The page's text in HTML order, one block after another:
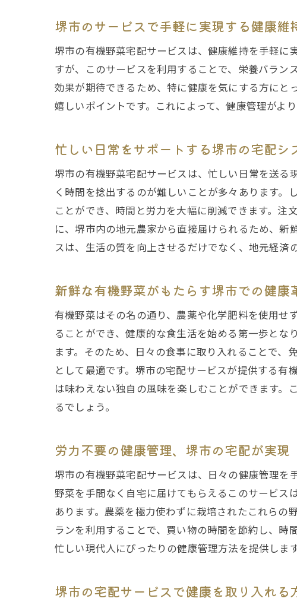
手
有
有
食
堺
ラ
旬の味
堺市のサービスで手軽に実現する健康維
堺市の有機野菜宅配サービスは、健康維持を手軽
すが、このサービスを利用することで、栄養バラン
効果が期待できるため、特に健康を気にする方にと
嬉しいポイントです。これによって、健康管理がよ
忙しい日常をサポートする堺市の宅配シ
堺市の有機野菜宅配サービスは、忙しい日常を送
く時間を捻出するのが難しいことが多々あります
ことができ、時間と労力を大幅に削減できます。
に、堺市内の地元農家から直接届けられるため、
スは、生活の質を向上させるだけでなく、地元経済
新鮮な有機野菜がもたらす堺市での健康
有機野菜はその名の通り、農薬や化学肥料を使用
ることができ、健康的な食生活を始める第一歩とな
ます。そのため、日々の食事に取り入れることで
として最適です。堺市の宅配サービスが提供する
は味わえない独自の風味を楽しむことができます
るでしょう。
労力不要の健康管理、堺市の宅配が実現
堺市の有機野菜宅配サービスは、日々の健康管理
野菜を手間なく自宅に届けてもらえるこのサービス
あります。農薬を極力使わずに栽培されたこれら
ランを利用することで、買い物の時間を節約し、時
忙しい現代人にぴったりの健康管理方法を提供します
堺市の宅配サービスで健康を取り入れる